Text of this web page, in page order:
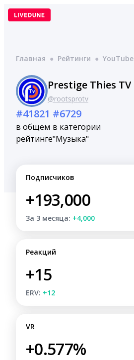
Перейти
Главная ● Рейтинги ● YouTube
Prestige Thies TV
@rootsprotv
#41821
в общем
рейтинге
#6729
в категории
"Музыка"
Подписчиков
+193,000
За 3 месяца: +4,000
Реакций
+15
ERV: +12
VR
+0.577%